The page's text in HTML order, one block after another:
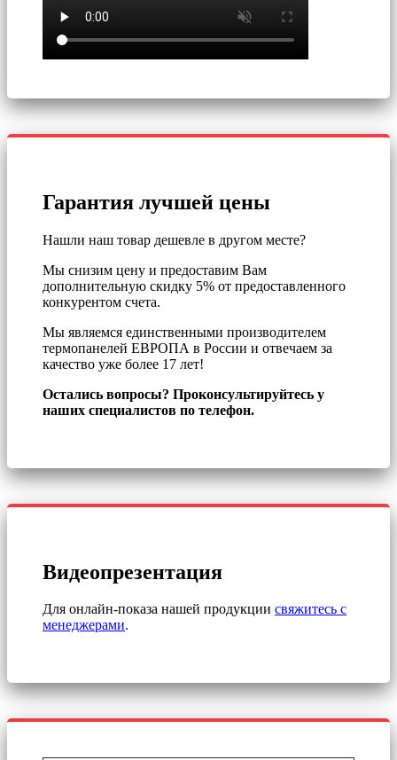
Гарантия лучшей цены
Нашли наш товар дешевле в другом месте?
Мы снизим цену и предоставим Вам
дополнительную скидку 5% от предоставленного
конкурентом счета.
Мы являемся единственными производителем
термопанелей ЕВРОПА в России и отвечаем за
качество уже более 17 лет!
Остались вопросы? Проконсультируйтесь у
наших специалистов по телефон.
Видеопрезентация
Для онлайн-показа нашей продукции свяжитесь с
менеджерами.